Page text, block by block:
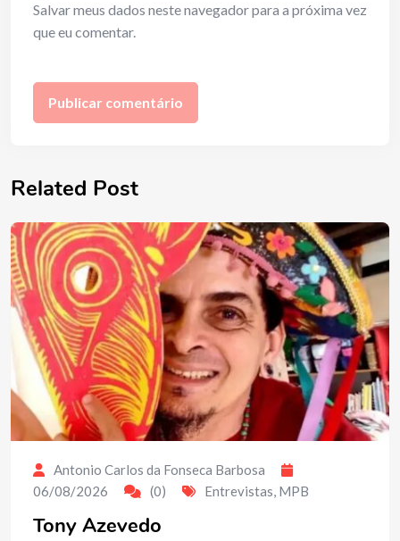
Salvar meus dados neste navegador para a próxima vez
que eu comentar.
Related Post
Antonio Carlos da Fonseca Barbosa
06/08/2026
(0) Entrevistas, MPB
Tony Azevedo